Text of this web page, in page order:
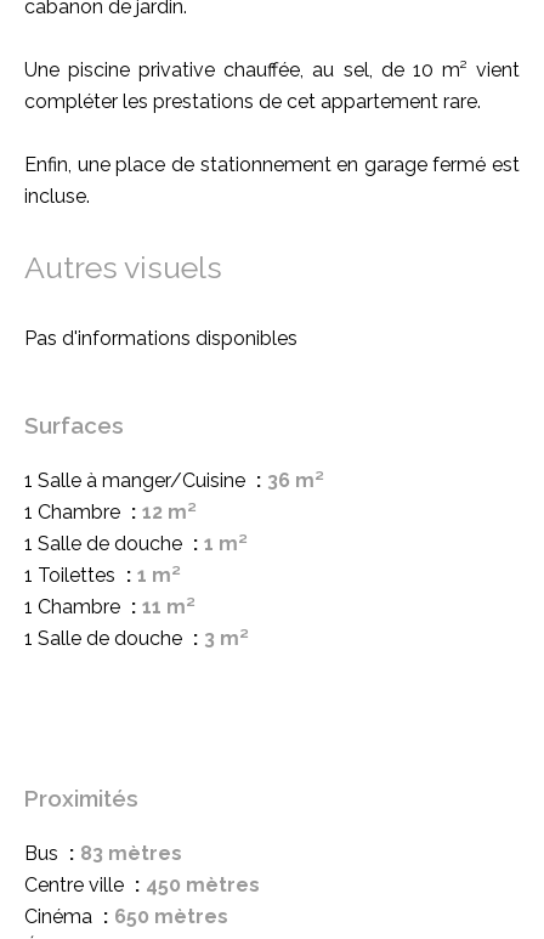
cabanon de jardin.
Une piscine privative chauffée, au sel, de 10 m² vient
compléter les prestations de cet appartement rare.
Enfin, une place de stationnement en garage fermé est
incluse.
Autres visuels
Pas d'informations disponibles
Surfaces
1 Salle à manger/Cuisine
36 m²
1 Chambre
12 m²
1 Salle de douche
1 m²
1 Toilettes
1 m²
1 Chambre
11 m²
1 Salle de douche
3 m²
Proximités
Bus
83 mètres
Centre ville
450 mètres
Cinéma
650 mètres